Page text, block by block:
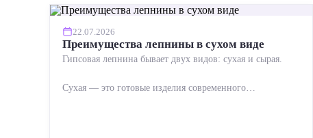
22.07.2026
Преимущества лепнины в сухом виде
Гипсовая лепнина бывает двух видов: сухая и сырая.
Сухая — это готовые изделия современного